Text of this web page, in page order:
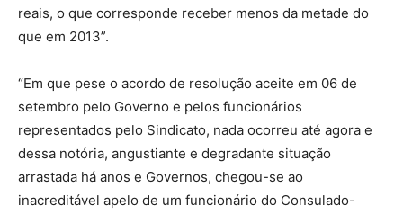
reais, o que corresponde receber menos da metade do
que em 2013”.
“Em que pese o acordo de resolução aceite em 06 de
setembro pelo Governo e pelos funcionários
representados pelo Sindicato, nada ocorreu até agora e
dessa notória, angustiante e degradante situação
arrastada há anos e Governos, chegou-se ao
inacreditável apelo de um funcionário do Consulado-